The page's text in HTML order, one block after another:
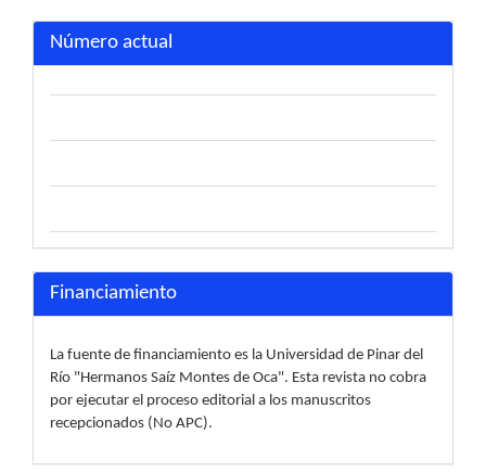
Número actual
Financiamiento
La fuente de financiamiento es la Universidad de Pinar del
Río "Hermanos Saíz Montes de Oca". Esta revista no cobra
por ejecutar el proceso editorial a los manuscritos
recepcionados (No APC).